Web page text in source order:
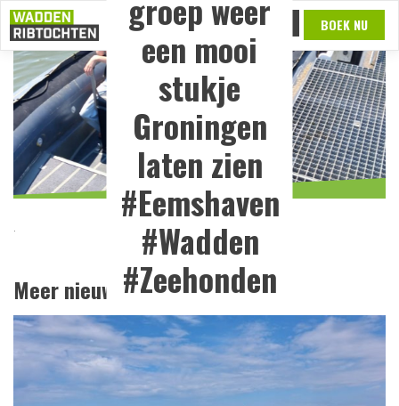
BOEK NU
MENU
een mooi
stukje
Groningen
laten zien
#Eemshaven
#Wadden
#Zeehonden
.
Meer nieuws